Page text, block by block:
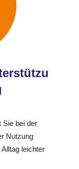
Sie bei der
Nutzung
leichter